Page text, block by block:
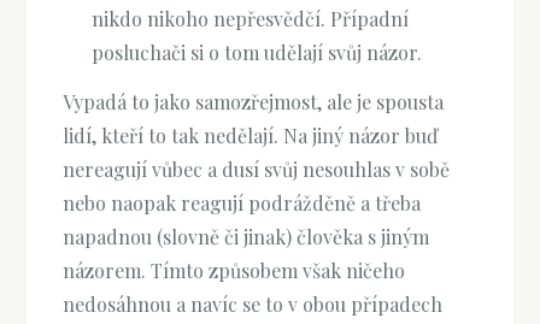
nikdo nikoho nepřesvědčí. Případní
posluchači si o tom udělají svůj názor.
Vypadá to jako samozřejmost, ale je spousta
lidí, kteří to tak nedělají. Na jiný názor buď
nereagují vůbec a dusí svůj nesouhlas v sobě
nebo naopak reagují podrážděně a třeba
napadnou (slovně či jinak) člověka s jiným
názorem. Tímto způsobem však ničeho
nedosáhnou a navíc se to v obou případech